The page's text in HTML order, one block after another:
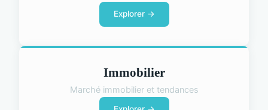
Explorer →
Immobilier
Marché immobilier et tendances